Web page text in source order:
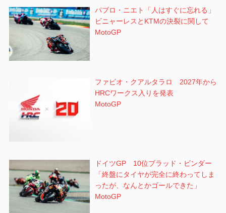
パブロ・ニエト「人はすぐに忘れる」
ビニャーレスとKTMの決裂に関して
MotoGP
ファビオ・クアルタラロ 2027年から
HRCワークス入りを発表
MotoGP
ドイツGP 10位ブラッド・ビンダー
「終盤にタイヤが完全に終わってしま
ったが、なんとかゴールできた」
MotoGP